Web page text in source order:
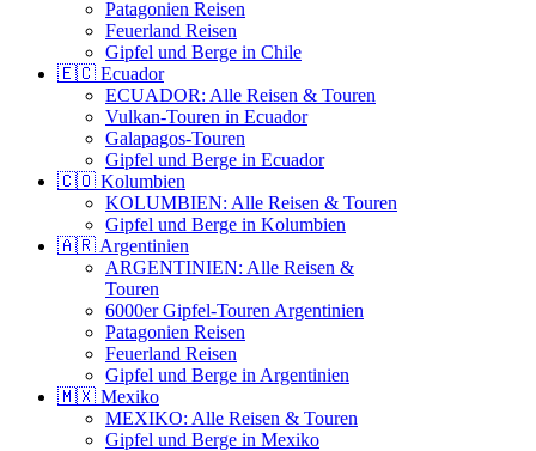
Patagonien Reisen
Feuerland Reisen
Gipfel und Berge in Chile
🇪🇨 Ecuador
ECUADOR: Alle Reisen & Touren
Vulkan-Touren in Ecuador
Galapagos-Touren
Gipfel und Berge in Ecuador
🇨🇴 Kolumbien
KOLUMBIEN: Alle Reisen & Touren
Gipfel und Berge in Kolumbien
🇦🇷 Argentinien
ARGENTINIEN: Alle Reisen &
Touren
6000er Gipfel-Touren Argentinien
Patagonien Reisen
Feuerland Reisen
Gipfel und Berge in Argentinien
🇲🇽 Mexiko
MEXIKO: Alle Reisen & Touren
Gipfel und Berge in Mexiko